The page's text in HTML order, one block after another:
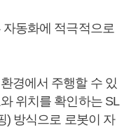
동화에 적극적으로
경에서 주행할 수 있
위치를 확인하는 SL
) 방식으로 로봇이 자